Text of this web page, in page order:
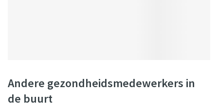
Andere gezondheidsmedewerkers in
de buurt